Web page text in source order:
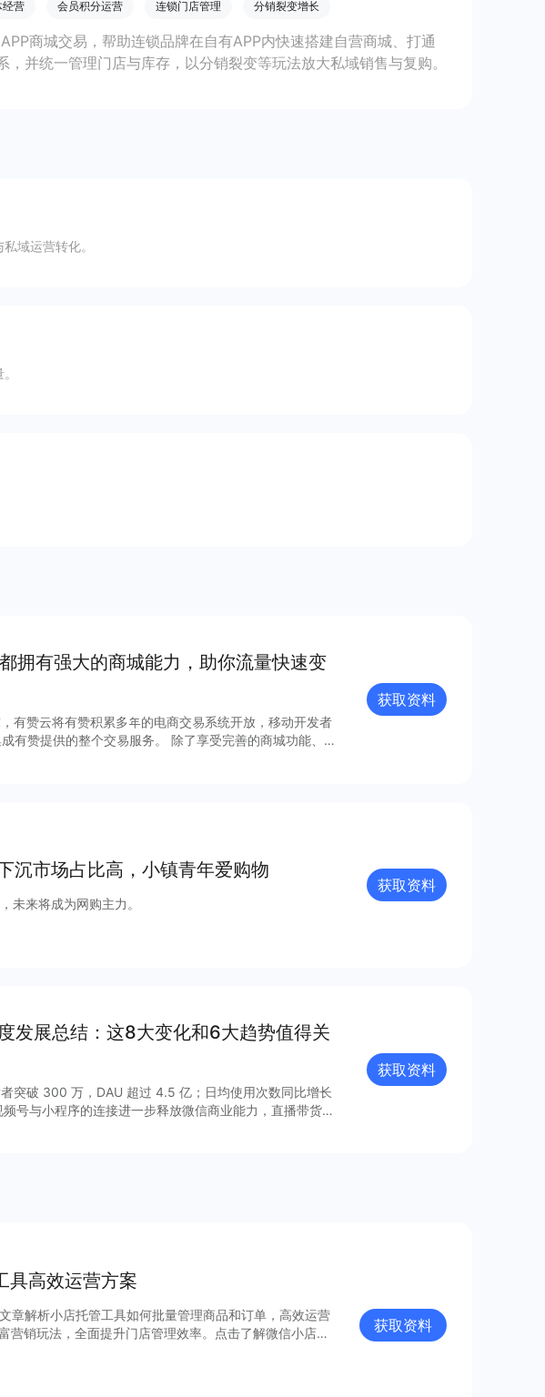
经营 会员积分运营 连锁门店管理 分销裂变增长
商城交易，帮助连锁品牌在自有APP内快速搭建自营商城、打通
，并统一管理门店与库存，以分销裂变等玩法放大私域销售与复购。
域运营转化。
拥有强⼤的商城能⼒，助你流量快速变
有赞云将有赞积累多年的电商交易系统开放，移动开发者
交易服务。 除了享受完善的商城功能、丰
获取资料
沉市场占比高，小镇青年爱购物
未来将成为网购主力。
获取资料
发展总结：这8大变化和6大趋势值得关
突破 300 万，DAU 超过 4.5 亿；日均使用次数同比增长
号与小程序的连接进一步释放微信商业能力，直播带货
营销场景和营销方法由此迸发更多灵感与创新；支付宝、百
小程序成为互联网商业的重要阵地；在生态建设方面，各
获取资料
具高效运营方案
章解析小店托管工具如何批量管理商品和订单，高效运营
营销玩法，全面提升门店管理效率。点击了解微信小店批
获取资料